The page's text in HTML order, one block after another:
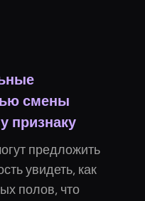
смены
признаку
предложить
увидеть, как
полов, что